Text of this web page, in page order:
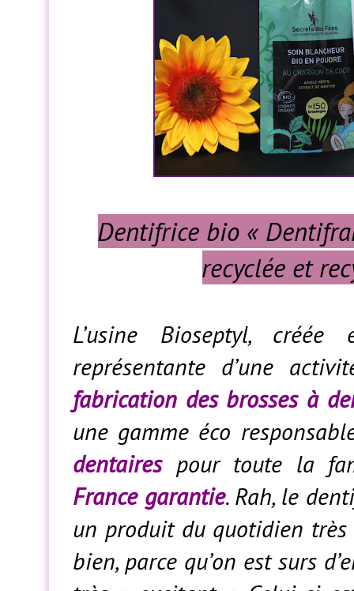
Dentifrice bio «
recyclée et
L’usine Bioseptyl,
représentante d’une
fabrication des brosses à
une gamme éco
dentairespour toute la
France garantie. Rah, le
un produit du quotidien très
bien, parce qu’on est surs